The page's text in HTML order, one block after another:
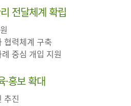
전달체계 확립
협력체계 구축
중심 개입 지원
·홍보 확대
추진